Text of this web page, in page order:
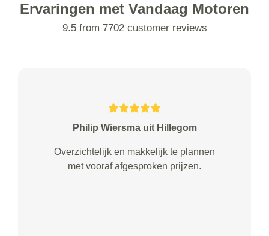
Ervaringen met Vandaag Motoren
9.5 from 7702 customer reviews
Philip Wiersma uit Hillegom
Overzichtelijk en makkelijk te plannen
met vooraf afgesproken prijzen.